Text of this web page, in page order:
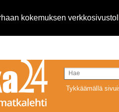
kokemuksen
Tykkäämällä